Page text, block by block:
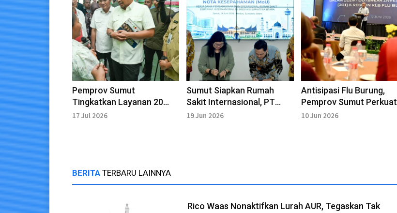
Pemprov Sumut
Tingkatkan Layanan 20
Puskesmas di Nias Barat
17 Jul 2026
Sumut Siapkan Rumah
Sakit Internasional, PT
Dhirga Surya-Murni Teguh
19 Jun 2026
Antisipasi Flu Burung,
Pemprov Sumut Perkuat
Tim Gerak Cepat
10 Jun 2026
BERITA TERBARU LAINNYA
Rico Waas Nonaktifkan Lurah AUR, Tegaskan Tak